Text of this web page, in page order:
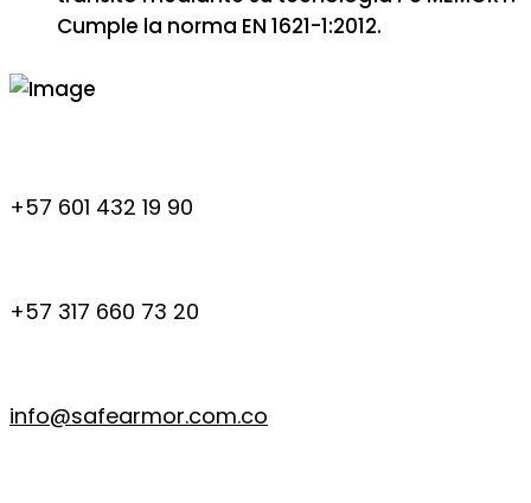
Cumple la norma EN 1621-1:2012.
+57 601 432 19 90
+57 317 660 73 20
info@safearmor.com.co